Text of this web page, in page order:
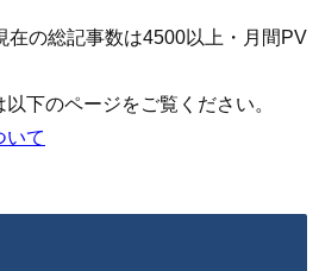
在の総記事数は4500以上・月間PV
下のページをご覧ください。
いて